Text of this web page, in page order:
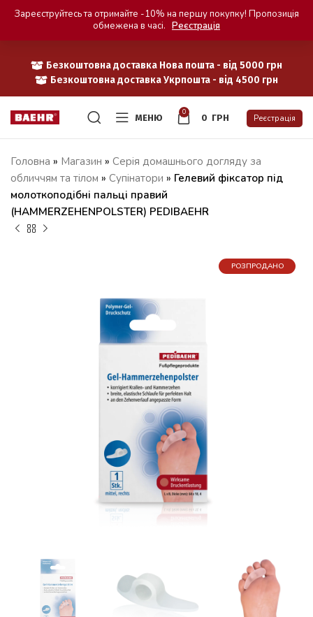
Безкоштовна доставка Нова пошта - від 5000 грн
Безкоштовна доставка Укрпошта - від 4500 грн
МЕНЮ
0
0 ГРН Реєстрація
Головна » Магазин » Серія домашнього догляду за
обличчям та тілом » Супінатори » Гелевий фіксатор під
молоткоподібні пальці правий
(HAMMERZEHENPOLSTER) PEDIBAEHR
РОЗПРОДАНО
Зареєструйтесь та отримайте -10% на першу покупку! Пропозиція
обмежена в часі. Реєстрація